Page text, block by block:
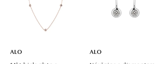
Roztylská 2321/19, 148 00 Praha 4 - Chodov
tel.: +420 773 585 559, +420 730 802 800
dnes otvorené do 21:00
ALO
ALO